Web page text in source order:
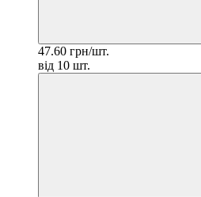
47.60 грн/шт.
від 10 шт.